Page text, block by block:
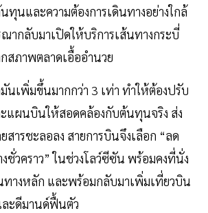
นและความต้องการเดินทางอย่างใกล้
ากลับมาเปิดให้บริการเส้นทางกระบี่
สภาพตลาดเอื้ออำนวย
เพิ่มขึ้นมากกว่า 3 เท่า ทำให้ต้องปรับ
ะแผนบินให้สอดคล้องกับต้นทุนจริง ส่ง
ารชะลอลง สายการบินจึงเลือก “ลด
ชั่วคราว” ในช่วงโลว์ซีซัน พร้อมคงที่นั่ง
ทางหลัก และพร้อมกลับมาเพิ่มเที่ยวบิน
ะดีมานด์ฟื้นตัว